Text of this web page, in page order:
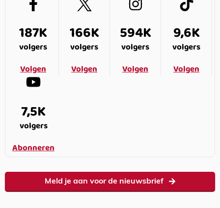
187K
volgers
Volgen
166K
volgers
Volgen
594K
volgers
Volgen
9,6K
volgers
Volgen
7,5K
volgers
Abonneren
Meld je aan voor de nieuwsbrief